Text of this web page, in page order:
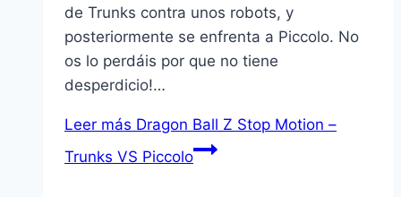
de Trunks contra unos robots, y
posteriormente se enfrenta a Piccolo. No
os lo perdáis por que no tiene
desperdicio!…
Leer más Dragon Ball Z Stop Motion –
Trunks VS Piccolo